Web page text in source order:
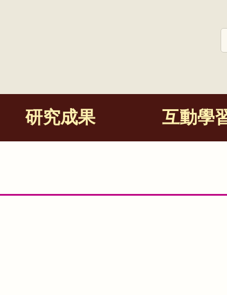
研究成果 互動學